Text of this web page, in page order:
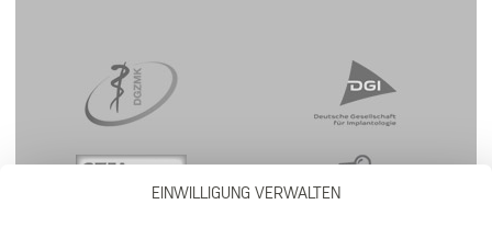
EINWILLIGUNG VERWALTEN